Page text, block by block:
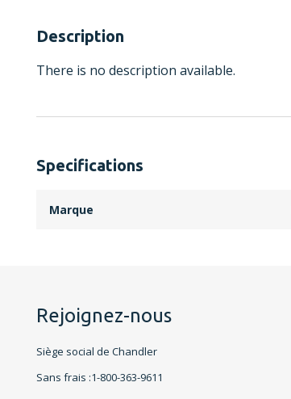
Description
There is no description available.
Specifications
Marque
Rejoignez-nous
Siège social de Chandler
Sans frais :1-800-363-9611